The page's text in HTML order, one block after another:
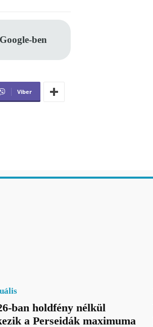
ben
Viber
ban holdfény nélkül
a Perseidák maximuma